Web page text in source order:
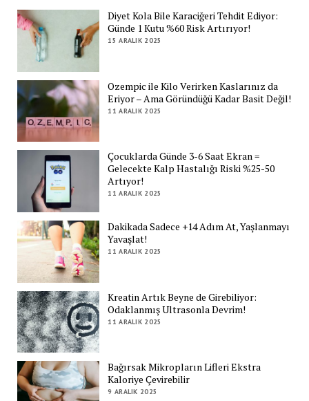
Diyet Kola Bile Karaciğeri Tehdit Ediyor:
Günde 1 Kutu %60 Risk Artırıyor!
15 ARALIK 2025
Ozempic ile Kilo Verirken Kaslarınız da
Eriyor – Ama Göründüğü Kadar Basit Değil!
11 ARALIK 2025
Çocuklarda Günde 3-6 Saat Ekran =
Gelecekte Kalp Hastalığı Riski %25-50
Artıyor!
11 ARALIK 2025
Dakikada Sadece +14 Adım At, Yaşlanmayı
Yavaşlat!
11 ARALIK 2025
Kreatin Artık Beyne de Girebiliyor:
Odaklanmış Ultrasonla Devrim!
11 ARALIK 2025
Bağırsak Mikropların Lifleri Ekstra
Kaloriye Çevirebilir
9 ARALIK 2025